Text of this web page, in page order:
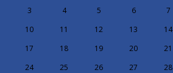
3
4 5 6 7
10
11 12 13 14
17
18 19 20 21
24
25 26 27 28